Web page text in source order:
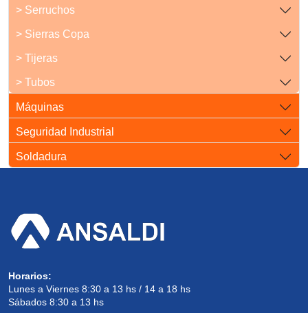
> Serruchos
> Sierras Copa
> Tijeras
> Tubos
Máquinas
Seguridad Industrial
Soldadura
Horarios:
Lunes a Viernes 8:30 a 13 hs / 14 a 18 hs
Sábados 8:30 a 13 hs